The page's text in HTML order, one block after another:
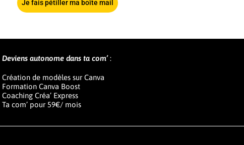
Je fais pétiller ma boîte mail
Deviens autonome dans ta com’:
Création de modèles sur Canva
Formation Canva Boost
Coaching Créa’ Express
Ta com’ pour 59€/ mois